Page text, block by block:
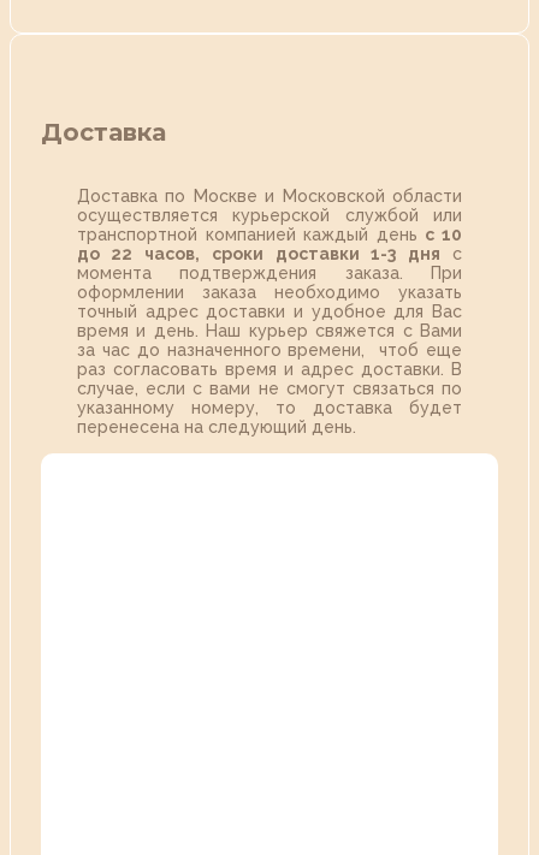
Доставка
Доставка по Москве и Московской области
осуществляется курьерской службой или
транспортной компанией каждый день с 10
до 22 часов,
сроки доставки 1-3 дня с
момента подтверждения заказа. При
оформлении заказа необходимо указать
точный адрес доставки и удобное для Вас
время и день. Наш курьер свяжется с Вами
за час до назначенного времени, чтоб еще
раз согласовать время и адрес доставки. В
случае, если с вами не смогут связаться по
указанному номеру, то доставка будет
перенесена на следующий день.